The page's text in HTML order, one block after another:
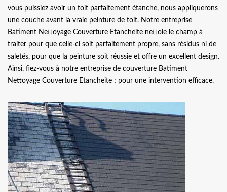
vous puissiez avoir un toit parfaitement étanche, nous appliquerons
une couche avant la vraie peinture de toit. Notre entreprise
Batiment Nettoyage Couverture Etancheite nettoie le champ à
traiter pour que celle-ci soit parfaitement propre, sans résidus ni de
saletés, pour que la peinture soit réussie et offre un excellent design.
Ainsi, fiez-vous à notre entreprise de couverture Batiment
Nettoyage Couverture Etancheite ; pour une intervention efficace.